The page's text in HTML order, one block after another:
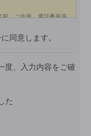
同意します。
度、入力内容をご確
た